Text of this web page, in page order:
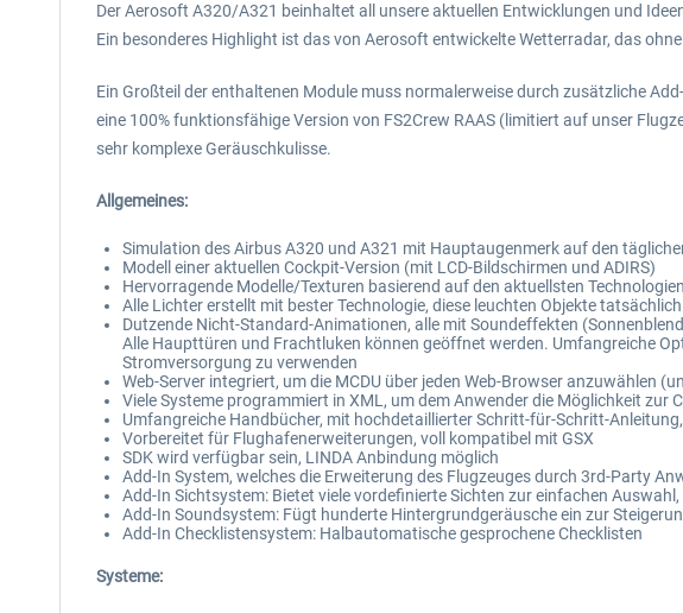
Der Aerosoft A320/A321 beinhaltet all unsere aktuellen Entwicklungen und
Ein besonderes Highlight ist das von Aerosoft entwickelte Wetterradar, das
Ein Großteil der enthaltenen Module muss normalerweise durch zusätzliche
eine 100% funktionsfähige Version von FS2Crew RAAS (limitiert auf unser
sehr komplexe Geräuschkulisse.
Allgemeines:
Simulation des Airbus A320 und A321 mit Hauptaugenmerk auf den
Modell einer aktuellen Cockpit-Version (mit LCD-Bildschirmen und ADIRS)
Hervorragende Modelle/Texturen basierend auf den aktuellsten
Alle Lichter erstellt mit bester Technologie, diese leuchten Objekte
Dutzende Nicht-Standard-Animationen, alle mit Soundeffekten
Alle Haupttüren und Frachtluken können geöffnet werden. Umfangreiche
Stromversorgung zu verwenden
Web-Server integriert, um die MCDU über jeden Web-Browser anzuwählen
Viele Systeme programmiert in XML, um dem Anwender die Möglichkeit zur
Umfangreiche Handbücher, mit hochdetaillierter Schritt-für-Schritt-
Vorbereitet für Flughafenerweiterungen, voll kompatibel mit GSX
SDK wird verfügbar sein, LINDA Anbindung möglich
Add-In System, welches die Erweiterung des Flugzeuges durch 3rd-Party
Add-In Sichtsystem: Bietet viele vordefinierte Sichten zur einfachen
Add-In Soundsystem: Fügt hunderte Hintergrundgeräusche ein zur
Add-In Checklistensystem: Halbautomatische gesprochene Checklisten
Systeme: